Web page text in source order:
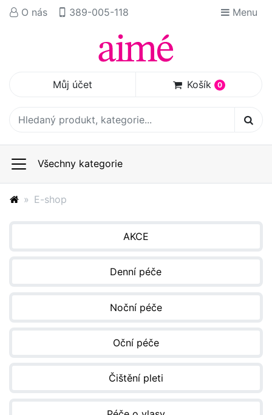
O nás 389-005-118 Menu
Můj účet Košík 0
Všechny kategorie
E-shop
AKCE
Denní péče
Noční péče
Oční péče
Čištění pleti